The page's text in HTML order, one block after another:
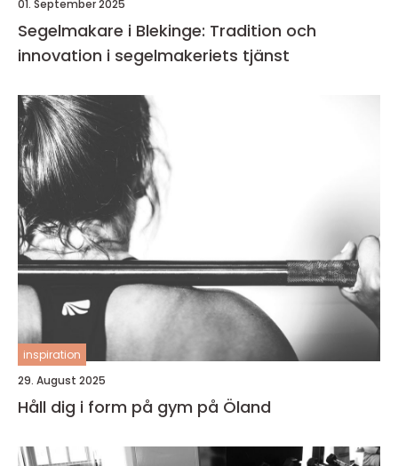
01. September 2025
Segelmakare i Blekinge: Tradition och
innovation i segelmakeriets tjänst
inspiration
29. August 2025
Håll dig i form på gym på Öland